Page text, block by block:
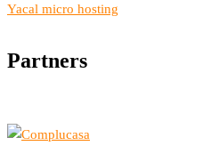
Yacal micro hosting
Partners